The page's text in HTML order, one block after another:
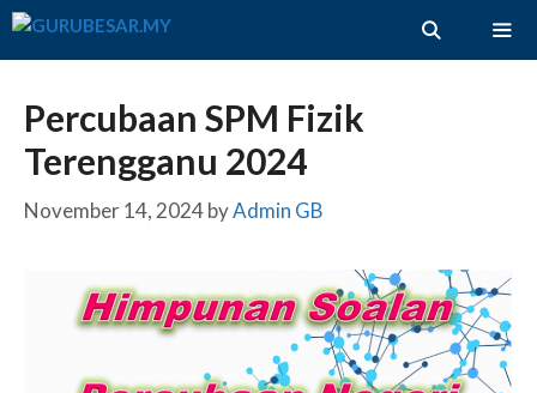
Skip
Percubaan SPM Fizik
Terengganu 2024
November 14, 2024byAdmin GB